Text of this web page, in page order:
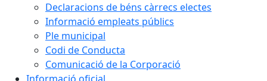
Declaracions de béns càrrecs electes
Informació empleats públics
Ple municipal
Codi de Conducta
Comunicació de la Corporació